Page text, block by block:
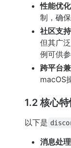
性能优化
制，确
社区支持
但其广
例可供参
跨平台
macOS
1.2 核心
以下是
消息处理